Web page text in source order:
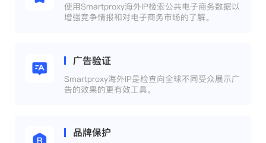
使用Smartproxy海外IP检索公共电子商务数据以
增强竞争情报和对电子商务市场的了解。
广告验证
Smartproxy海外IP是检查向全球不同受众展示广
告的效果的更有效工具。
品牌保护